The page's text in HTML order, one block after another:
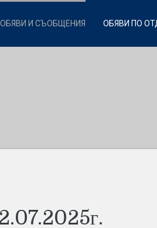
И СЪОБЩЕНИЯ ОБЯВИ ПО